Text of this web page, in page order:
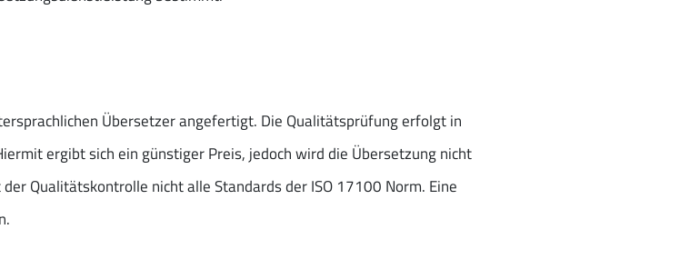
Übersetzer angefertigt. Die Qualitätsprüfung erfolgt in
ergibt sich ein günstiger Preis, jedoch wird die Übersetzung nicht
Qualitätskontrolle nicht alle Standards der ISO 17100 Norm. Eine